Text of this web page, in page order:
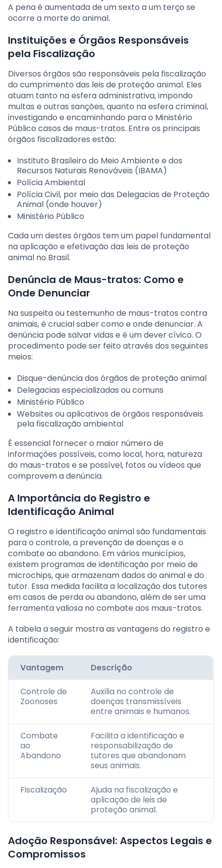
A pena é aumentada de um sexto a um terço se
ocorre a morte do animal.
Instituições e Órgãos Responsáveis
pela Fiscalização
Diversos órgãos são responsáveis pela fiscalização
do cumprimento das leis de proteção animal. Eles
atuam tanto na esfera administrativa, impondo
multas e outras sanções, quanto na esfera criminal,
investigando e encaminhando para o Ministério
Público casos de maus-tratos. Entre os principais
órgãos fiscalizadores estão:
Instituto Brasileiro do Meio Ambiente e dos
Recursos Naturais Renováveis (IBAMA)
Polícia Ambiental
Polícia Civil, por meio das Delegacias de Proteção
Animal (onde houver)
Ministério Público
Cada um destes órgãos tem um papel fundamental
na aplicação e efetivação das leis de proteção
animal no Brasil.
Denúncia de Maus-tratos: Como e
Onde Denunciar
Na suspeita ou testemunho de maus-tratos contra
animais, é crucial saber como e onde denunciar. A
denúncia pode salvar vidas e é um dever cívico. O
procedimento pode ser feito através dos seguintes
meios:
Disque-denúncia dos órgãos de proteção animal
Delegacias especializadas ou comuns
Ministério Público
Websites ou aplicativos de órgãos responsáveis
pela fiscalização ambiental
É essencial fornecer o maior número de
informações possíveis, como local, hora, natureza
do maus-tratos e se possível, fotos ou vídeos que
comprovem a denúncia.
A Importância do Registro e
Identificação Animal
O registro e identificação animal são fundamentais
para o controle, a prevenção de doenças e o
combate ao abandono. Em vários municípios,
existem programas de identificação por meio de
microchips, que armazenam dados do animal e do
tutor. Essa medida facilita a localização dos tutores
em casos de perda ou abandono, além de ser uma
ferramenta valiosa no combate aos maus-tratos.
A tabela a seguir mostra as vantagens do registro e
identificação:
Vantagem Descrição
Controle de
Zoonoses
Auxilia no controle de
doenças transmissíveis
entre animais e humanos.
Combate
ao
Abandono
Facilita a identificação e
responsabilização de
tutores que abandonam
seus animais.
Fiscalização
Ajuda na fiscalização e
aplicação de leis de
proteção animal.
Adoção Responsável: Aspectos Legais e
Compromissos